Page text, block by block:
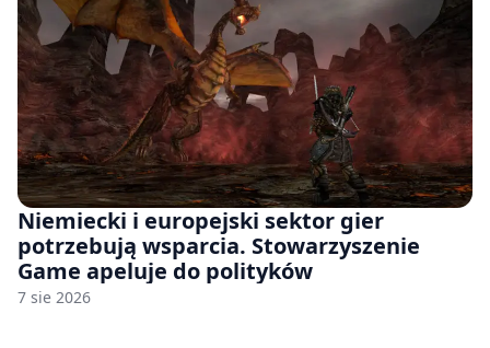
Niemiecki i europejski sektor gier
potrzebują wsparcia. Stowarzyszenie
Game apeluje do polityków
7 sie 2026